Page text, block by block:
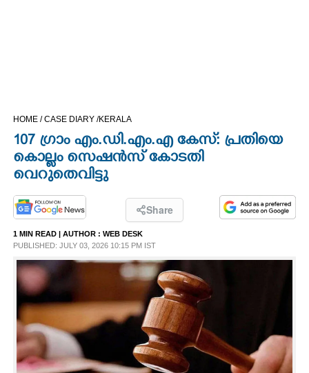
OPINION
PHOTOS
LIFESTYLE
SPIRITUAL
INFO+
ART
HOME /CASE DIARY /KERALA
107 ഗ്രാം എം.ഡി.എം.എ കേസ്: പ്രതിയെ
കൊല്ലം സെഷന്‍സ് കോടതി
വെറുതെവിട്ടു
Share
1 MIN READ | AUTHOR : WEB DESK
PUBLISHED: JULY 03, 2026 10:15 PM IST